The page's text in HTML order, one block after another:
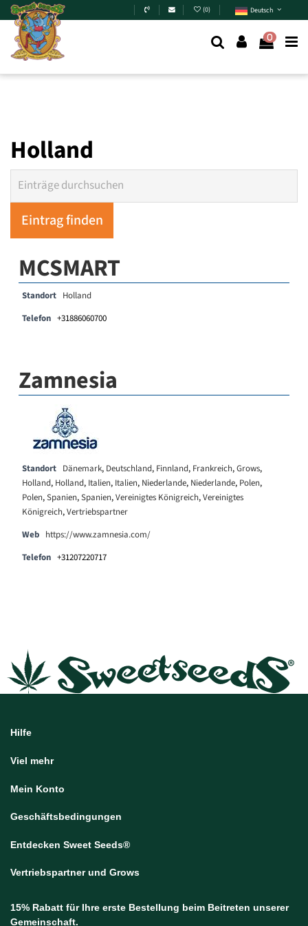
Zum Hauptinhalt springen (0) Deutsch
0
Holland
MCSMART
Standort Holland
Telefon +31886060700
Zamnesia
Standort Dänemark, Deutschland, Finnland, Frankreich,Grows,
Holland, Holland, Italien, Italien, Niederlande, Niederlande, Polen,
Polen,Spanien,Spanien,Vereinigtes Königreich,Vereinigtes
Königreich,Vertriebspartner
Web https://www.zamnesia.com/
Telefon +31207220717
Hilfe
Viel mehr
Mein Konto
Geschäftsbedingungen
Entdecken Sweet Seeds®
Vertriebspartner und Grows
15% Rabatt für Ihre erste Bestellung beim Beitreten unserer
Gemeinschaft.